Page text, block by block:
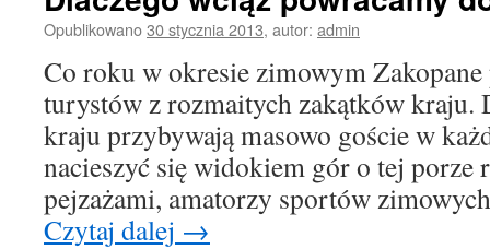
Opublikowano30 stycznia 2013, autor: admin
Co roku w okresie zimowym Zakopane
turystów z rozmaitych zakątków kraju.
kraju przybywają masowo goście w
nacieszyć się widokiem gór o tej porze
pejzażami, amatorzy sportów
Czytaj dalej →